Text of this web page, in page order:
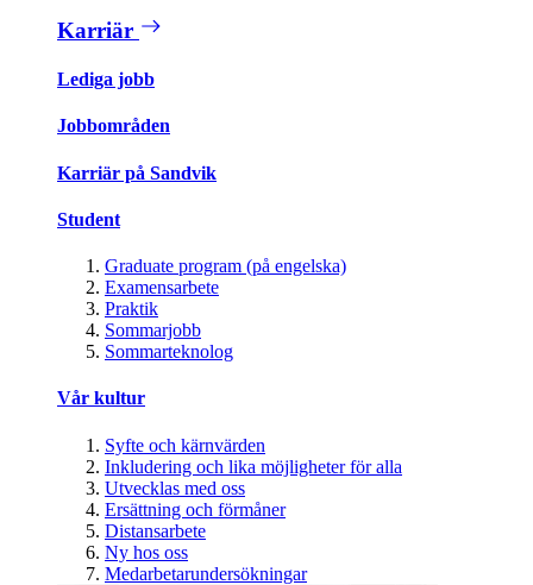
Karriär
Lediga jobb
Jobbområden
Karriär på Sandvik
Student
Graduate program (på engelska)
Examensarbete
Praktik
Sommarjobb
Sommarteknolog
Vår kultur
Syfte och kärnvärden
Inkludering och lika möjligheter för alla
Utvecklas med oss
Ersättning och förmåner
Distansarbete
Ny hos oss
Medarbetarundersökningar